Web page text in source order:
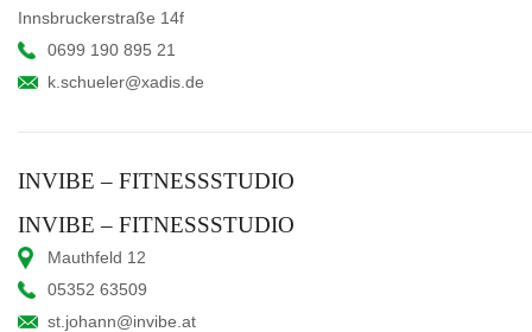
Innsbruckerstraße 14f
0699 190 895 21
k.schueler@xadis.de
INVIBE – FITNESSSTUDIO
INVIBE – FITNESSSTUDIO
Mauthfeld 12
05352 63509
st.johann@invibe.at